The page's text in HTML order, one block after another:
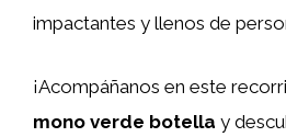
impactantes y llenos de
¡Acompáñanos en este
mono verde botella y